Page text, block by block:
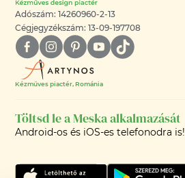
Adószám: 14260960-2-13
Cégjegyzékszám: 13-09-197708
Kézműves piactér, Románia
Töltsd le a Meska alkalmazását
Android-os és iOS-es telefonodra is!